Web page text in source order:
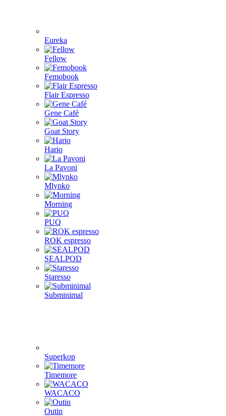
Eureka
Fellow
Femobook
Flair Espresso
Gene Café
Goat Story
Hario
La Pavoni
Mlynko
Morning
PUQ
ROK espresso
SEALPOD
Staresso
Subminimal
Superkop
Timemore
WACACO
Outin